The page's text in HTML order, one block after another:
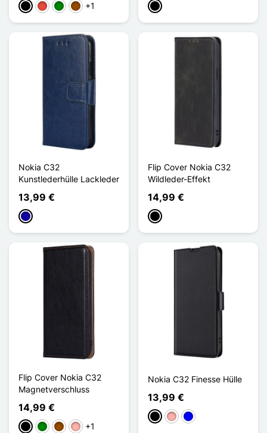
Schwarz
Rot GrünBraun
+1 Schwarz
Nokia C32
Kunstlederhülle Lackleder
13,99 €
Dunkelblau
Flip Cover Nokia C32
Wildleder-Effekt
14,99 €
Schwarz
Flip Cover Nokia C32
Magnetverschluss
14,99 €
Schwarz
GrünBraunRoségold
+1
Nokia C32 Finesse Hülle
13,99 €
SchwarzRoségold
Blau